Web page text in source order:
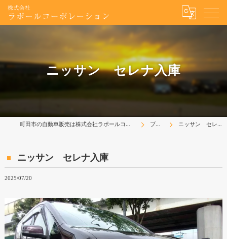
ニッサン セレナ入庫
町田市の自動車販売は株式会社ラポールコーポレーション ブログ ニッサン セレナ入庫
ニッサン セレナ入庫
2025/07/20